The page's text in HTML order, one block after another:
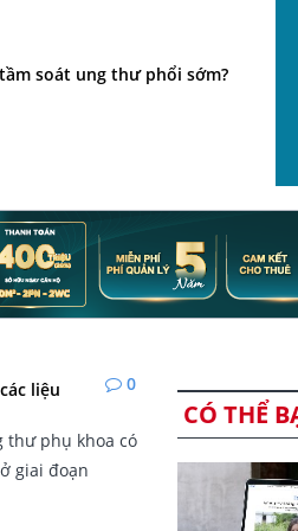
soát ung thư phổi sớm?
0
liệu
thư phụ khoa có
giai đoạn
CÓ THỂ